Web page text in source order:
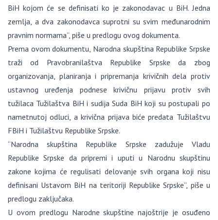
BiH kojom će se definisati ko je zakonodavac u BiH. Jedna
zemlja, a dva zakonodavca suprotni su svim međunarodnim
pravnim normama”, piše u predlogu ovog dokumenta.
Prema ovom dokumentu, Narodna skupština Republike Srpske
traži od Pravobranilaštva Republike Srpske da zbog
organizovanja, planiranja i pripremanja krivičnih dela protiv
ustavnog uređenja podnese krivičnu prijavu protiv svih
tužilaca Tužilaštva BiH i sudija Suda BiH koji su postupali po
nametnutoj odluci, a krivična prijava biće predata Tužilaštvu
FBiH i Tužilaštvu Republike Srpske.
“Narodna skupština Republike Srpske zadužuje Vladu
Republike Srpske da pripremi i uputi u Narodnu skupštinu
zakone kojima će regulisati delovanje svih organa koji nisu
definisani Ustavom BiH na teritoriji Republike Srpske”, piše u
predlogu zaključaka.
U ovom predlogu Narodne skupštine najoštrije je osuđeno